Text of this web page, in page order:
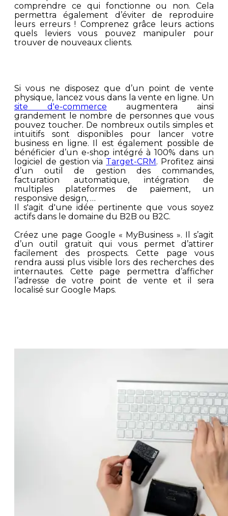
comprendre ce qui fonctionne ou non. Cela
permettra également d’éviter de reproduire
leurs erreurs ! Comprenez grâce leurs actions
quels leviers vous pouvez manipuler pour
trouver de nouveaux clients.
Si vous ne disposez que d’un point de vente
physique, lancez vous dans la vente en ligne. Un
site d'e-commerce augmentera ainsi
grandement le nombre de personnes que vous
pouvez toucher. De nombreux outils simples et
intuitifs sont disponibles pour lancer votre
business en ligne. Il est également possible de
bénéficier d’un e-shop intégré à 100% dans un
logiciel de gestion via Target-CRM. Profitez ainsi
d’un outil de gestion des commandes,
facturation automatique, intégration de
multiples plateformes de paiement, un
responsive design, …
Il s'agit d'une idée pertinente que vous soyez
actifs dans le domaine du B2B ou B2C.
Créez une page Google « MyBusiness ». Il s’agit
d’un outil gratuit qui vous permet d’attirer
facilement des prospects. Cette page vous
rendra aussi plus visible lors des recherches des
internautes. Cette page permettra d’afficher
l’adresse de votre point de vente et il sera
localisé sur Google Maps.